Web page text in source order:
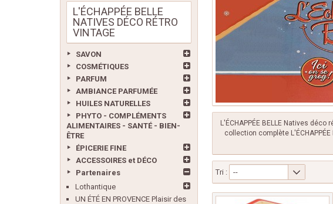
L'ÉCHAPPÉE BELLE
NATIVES DÉCO RÉTRO
VINTAGE
SAVON
COSMÉTIQUES
PARFUM
AMBIANCE PARFUMÉE
HUILES NATURELLES
PHYTO - COMPLÉMENTS
ALIMENTAIRES - SANTÉ - BIEN-
ÊTRE
ÉPICERIE FINE
ACCESSOIRES et DÉCO
Partenaires
Lothantique
UN ÉTÉ EN PROVENCE Plaisir des
L'ÉCHAPPÉE BELLE Natives
collection complète
Tri : --